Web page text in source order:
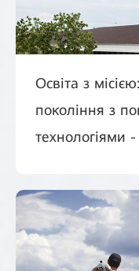
Освіта з
покоління з
технологіями -